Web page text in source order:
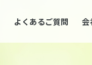
よくあるご質問 会